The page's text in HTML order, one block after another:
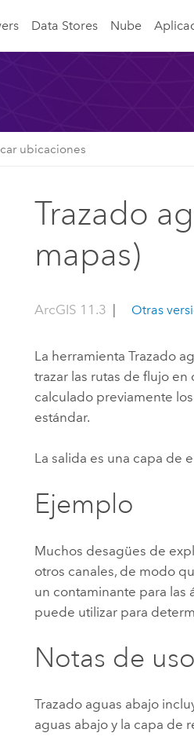
Data Stores Nube
ubicaciones
Trazado
mapas)
ArcGIS 11.3 | Otras
La herramienta Trazado
trazar las rutas de flujo en
calculado previamente
estándar.
La salida es una capa de
Ejemplo
Muchos desagües de
otros canales, de modo
un contaminante para las
puede utilizar para
Notas de uso
Trazado aguas abajo
aguas abajo y la capa de